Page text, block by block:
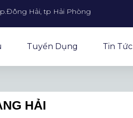
p.Đông Hải, tp Hải Phòng
Tuyển Dụng Tin Tức
HẢI